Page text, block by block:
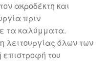
ακροδέκτη και
πριν
τα καλύμματα.
λειτουργίας όλων των
του